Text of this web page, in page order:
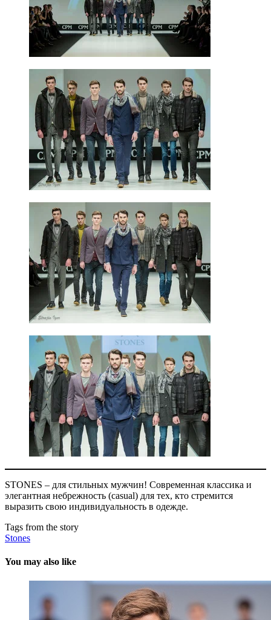
STONES – для стильных мужчин! Современная классика и
элегантная небрежность (сasual) для тех, кто стремится
выразить свою индивидуальность в одежде.
Tags from the story
Stones
You may also like